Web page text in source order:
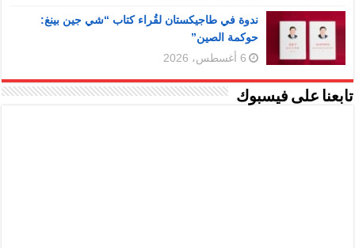
ندوة في طاجيكستان لقُراء كتاب “شي جين بينغ:
حوكمة الصين”
6 أغسطس، 2026
تابعنا على فيسبوك